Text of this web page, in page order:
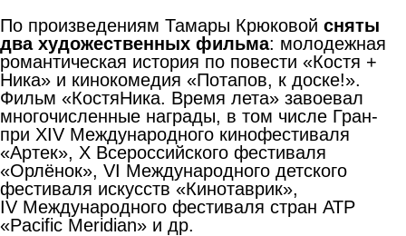
По произведениям Тамары Крюковой сняты
два художественных фильма: молодежная
романтическая история по повести «Костя +
Ника» и кинокомедия «Потапов, к доске!».
Фильм «КостяНика. Время лета» завоевал
многочисленные награды, в том числе Гран-
при XIV Международного кинофестиваля
«Артек», X Всероссийского фестиваля
«Орлёнок», VI Международного детского
фестиваля искусств «Кинотаврик»,
IV Международного фестиваля стран АТР
«Pacific Meridian» и др.